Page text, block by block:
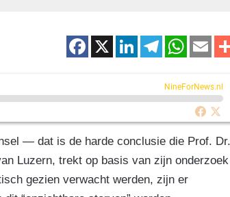
F
c
b
o
o
X
Li
k
dI
n
T
e
a
m
W
at
s
A
p
p
E
NineForNews.nl
— dat is de harde conclusie die Prof. Dr.
Luzern, trekt op basis van zijn onderzoek
gezien verwacht werden, zijn er